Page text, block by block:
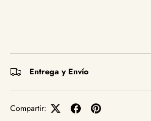
Entrega y Envío
Compartir: